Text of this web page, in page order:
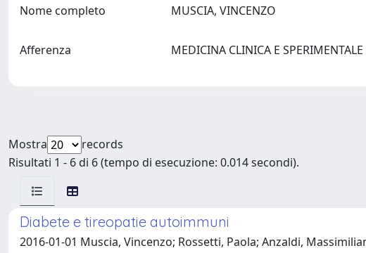
Nome completo MUSCIA, VINCENZO
Afferenza MEDICINA CLINICA E SPERIMENTALE
Mostra
records
Risultati 1 - 6 di 6 (tempo di esecuzione: 0.014 secondi).
Diabete e tireopatie autoimmuni
2016-01-01 Muscia, Vincenzo; Rossetti, Paola; Anzaldi,